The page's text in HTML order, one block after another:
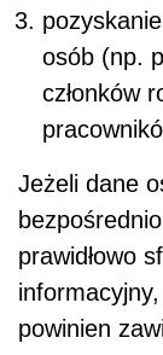
osób (np.
członków
Jeżeli dane
prawidłowo
powinien